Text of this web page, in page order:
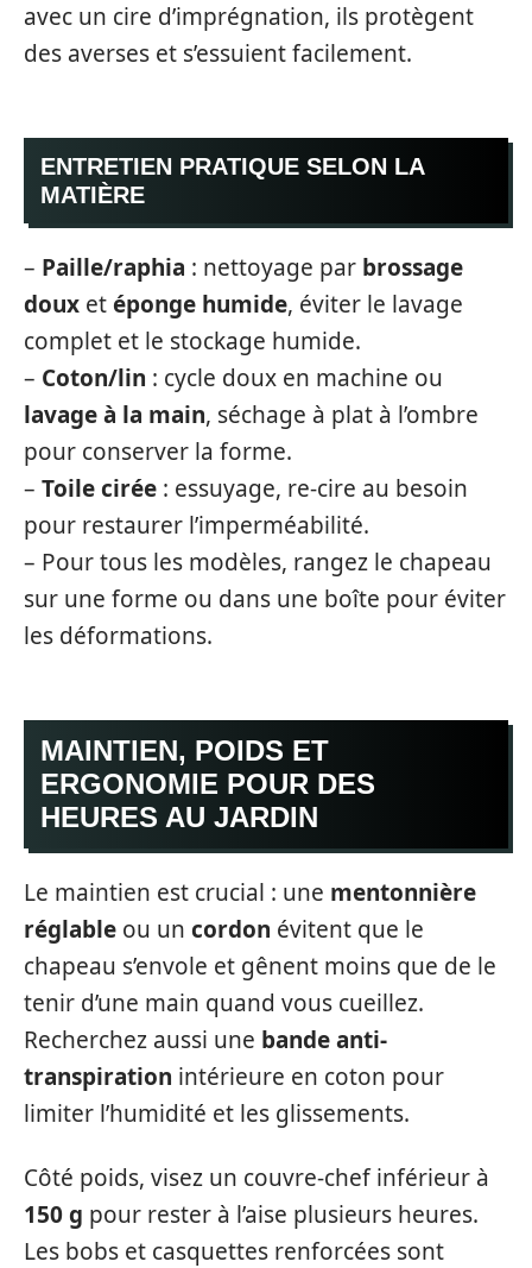
avec un cire d’imprégnation, ils protègent
des averses et s’essuient facilement.
ENTRETIEN PRATIQUE SELON LA
MATIÈRE
– Paille/raphia : nettoyage par brossage
doux etéponge humide, éviter le lavage
complet et le stockage humide.
– Coton/lin : cycle doux en machine ou
lavage à la main, séchage à plat à l’ombre
pour conserver la forme.
– Toile cirée : essuyage, re-cire au besoin
pour restaurer l’imperméabilité.
– Pour tous les modèles, rangez le chapeau
sur une forme ou dans une boîte pour éviter
les déformations.
MAINTIEN, POIDS ET
ERGONOMIE POUR DES
HEURES AU JARDIN
Le maintien est crucial : une mentonnière
réglable ou un cordon évitent que le
chapeau s’envole et gênent moins que de le
tenir d’une main quand vous cueillez.
Recherchez aussi une bande anti-
transpiration intérieure en coton pour
limiter l’humidité et les glissements.
Côté poids, visez un couvre-chef inférieur à
150 g pour rester à l’aise plusieurs heures.
Les bobs et casquettes renforcées sont